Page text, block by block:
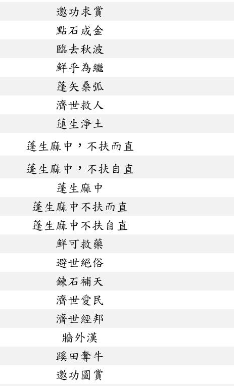
邀功求賞
點石成金
臨去秋波
鮮乎為繼
蓬矢桑弧
濟世救人
蓮生淨土
蓬生麻中，不扶而直
蓬生麻中，不扶自直
蓬生麻中
蓬生麻中不扶而直
蓬生麻中不扶自直
鮮可救藥
避世絕俗
鍊石補天
濟世愛民
濟世經邦
牆外漢
蹊田奪牛
邀功圖賞